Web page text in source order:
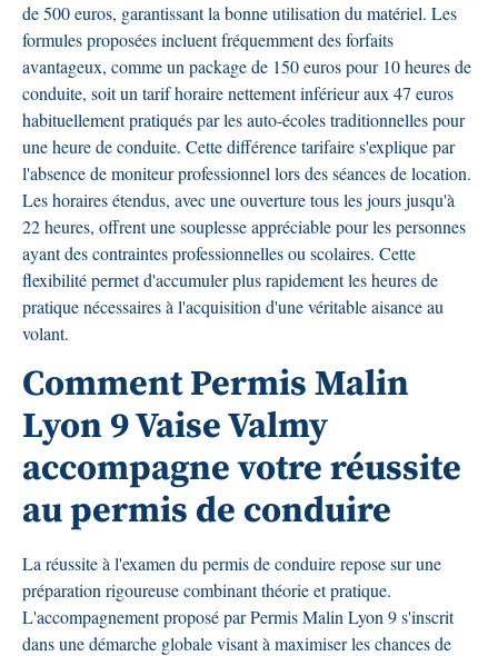
de 500 euros, garantissant la bonne utilisation du matériel. Les
formules proposées incluent fréquemment des forfaits
avantageux, comme un package de 150 euros pour 10 heures de
conduite, soit un tarif horaire nettement inférieur aux 47 euros
habituellement pratiqués par les auto-écoles traditionnelles pour
une heure de conduite. Cette différence tarifaire s'explique par
l'absence de moniteur professionnel lors des séances de location.
Les horaires étendus, avec une ouverture tous les jours jusqu'à
22 heures, offrent une souplesse appréciable pour les personnes
ayant des contraintes professionnelles ou scolaires. Cette
flexibilité permet d'accumuler plus rapidement les heures de
pratique nécessaires à l'acquisition d'une véritable aisance au
volant.
Comment Permis Malin
Lyon 9 Vaise Valmy
accompagne votre réussite
au permis de conduire
La réussite à l'examen du permis de conduire repose sur une
préparation rigoureuse combinant théorie et pratique.
L'accompagnement proposé par Permis Malin Lyon 9 s'inscrit
dans une démarche globale visant à maximiser les chances de